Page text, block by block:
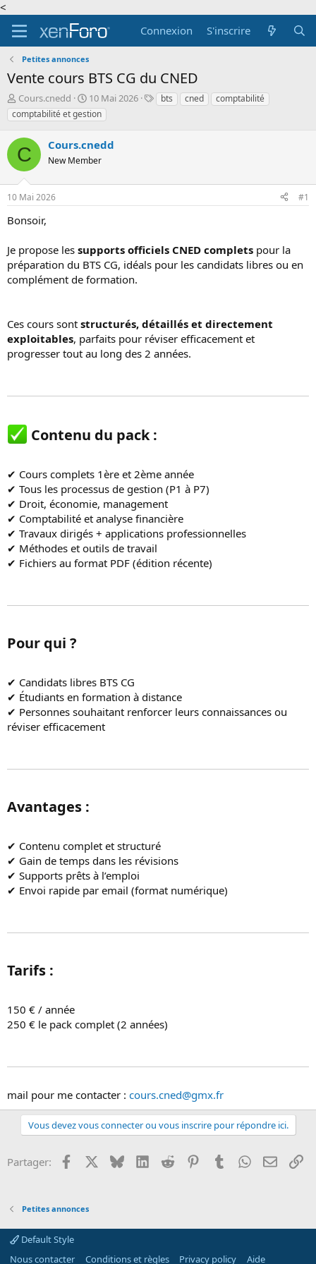
<
Connexion
S'inscrire
Petites annonces
Vente cours BTS CG du CNED
A
u
t
e
u
r
d
e
d
s
c
u
s
o
n
Cours.cnedd
D
a
t
d
e
é
10 Mai 2026
Tbts cned
comptabilité
comptabilité et gestion
C Cours.cnedd
New Member
10 Mai 2026 #1
Bonsoir,
Je propose les supports officiels CNED complets pour la
préparation du BTS CG, idéals pour les candidats libres ou en
complément de formation.
Ces cours sont structurés, détaillés et directement
exploitables, parfaits pour réviser efficacement et
progresser tout au long des 2 années.
Contenu du pack :​
✔ Cours complets 1ère et 2ème année
✔ Tous les processus de gestion (P1 à P7)
✔ Droit, économie, management
✔ Comptabilité et analyse financière
✔ Travaux dirigés + applications professionnelles
✔ Méthodes et outils de travail
✔ Fichiers au format PDF (édition récente)
Pour qui ?​
✔ Candidats libres BTS CG
✔ Étudiants en formation à distance
✔ Personnes souhaitant renforcer leurs connaissances ou
réviser efficacement
Avantages :​
✔ Contenu complet et structuré
✔ Gain de temps dans les révisions
✔ Supports prêts à l’emploi
✔ Envoi rapide par email (format numérique)
Tarifs :​
150 € / année
250 € le pack complet (2 années)
mail pour me contacter : cours.cned@gmx.fr
Vous devez vous connecter ou vous inscrire pour répondre ici.
Partager: Facebook BlueskyLinkedInReddit PinterestTumblrWhatsApp
Email
Petites annonces
Default Style
Nous contacter
Conditions et règles Privacy policy Aide